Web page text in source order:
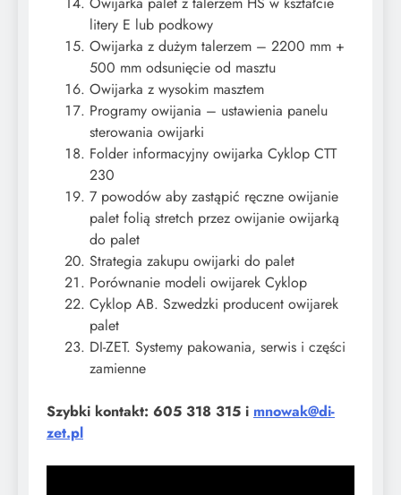
litery E lub podkowy
​Owijarka z dużym talerzem – 2200 mm +
500 mm odsunięcie od masztu
​Owijarka z wysokim masztem
​Programy owijania – ustawienia panelu
sterowania owijarki
​Folder informacyjny owijarka Cyklop CTT
230
​7 powodów aby zastąpić ręczne owijanie
palet folią stretch przez owijanie owijarką
do palet
​Strategia zakupu owijarki do palet
​Porównanie modeli owijarek Cyklop
​Cyklop AB. Szwedzki producent owijarek
palet
​DI-ZET. Systemy pakowania, serwis i części
zamienne
Szybki kontakt: 605 318 315 i mnowak@di-
zet.pl